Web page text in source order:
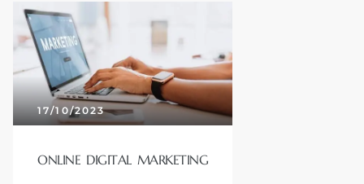
17/10/2023
ONLINE DIGITAL MARKETING